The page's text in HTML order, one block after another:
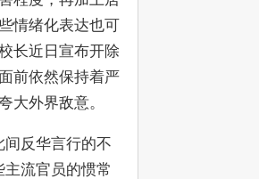
情绪化表达也可
长近日宣布开除
前依然保持着严
大外界敌意。
反华言行的不
流官员的惯常